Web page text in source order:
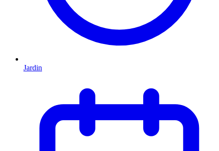
Jardin